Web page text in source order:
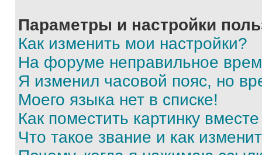
Параметры и настройки
Как изменить мои настройки?
На форуме неправильное
Я изменил часовой пояс, но
Моего языка нет в списке!
Как поместить картинку
Что такое звание и как